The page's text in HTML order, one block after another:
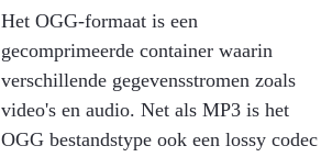
Het OGG-formaat is een
gecomprimeerde container waarin
verschillende gegevensstromen zoals
video's en audio. Net als MP3 is het
OGG bestandstype ook een lossy codec